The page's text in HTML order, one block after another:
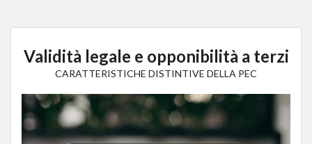
Validità legale e opponibilità a terzi
CARATTERISTICHE DISTINTIVE DELLA PEC